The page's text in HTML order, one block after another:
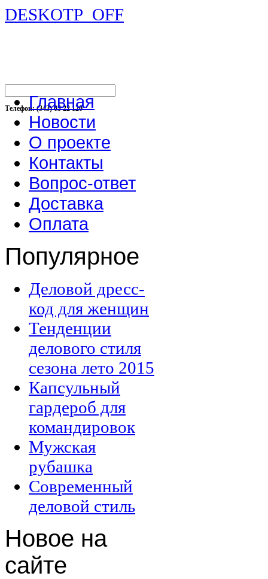
DESKOTP_OFF
Телефон: (343) 03 22 120
Главная
Новости
О проекте
Контакты
Вопрос-ответ
Доставка
Оплата
Популярное
Деловой дресс-
код для женщин
Тенденции
делового стиля
сезона лето 2015
Капсульный
гардероб для
командировок
Мужская
рубашка
Современный
деловой стиль
Новое на
сайте